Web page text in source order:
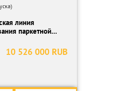
линия
паркетной...
10 526 000 RUB